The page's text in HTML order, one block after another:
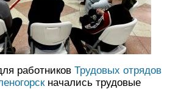
работников Трудовых отрядов
начались трудовые